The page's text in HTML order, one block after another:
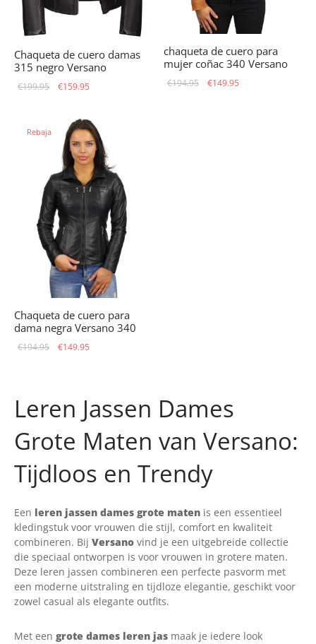
Chaqueta de cuero damas
315 negro Versano
€199.95
El precio
era:
€199.95.
€159.95
es:
€159.95.
chaqueta de cuero para
mujer coñac 340 Versano
€194.95
El precio
€149.95
Rebaja
Chaqueta de cuero para
dama negra Versano 340
€194.95
El precio
€194.95.
€149.95
Leren Jassen Dames
Grote Maten van Versano:
Tijdloos en Trendy
Een leren jassen dames grote maten is een essentieel
kledingstuk voor vrouwen die stijl, comfort en kwaliteit
combineren. Bij Versano vind je een uitgebreide collectie
die speciaal ontworpen is voor vrouwen in grotere maten.
Deze leren jassen combineren een perfecte pasvorm met
een moderne uitstraling en tijdloze elegantie, geschikt voor
zowel casual als elegante outfits.
Met een grote dames leren jas maak je iedere look